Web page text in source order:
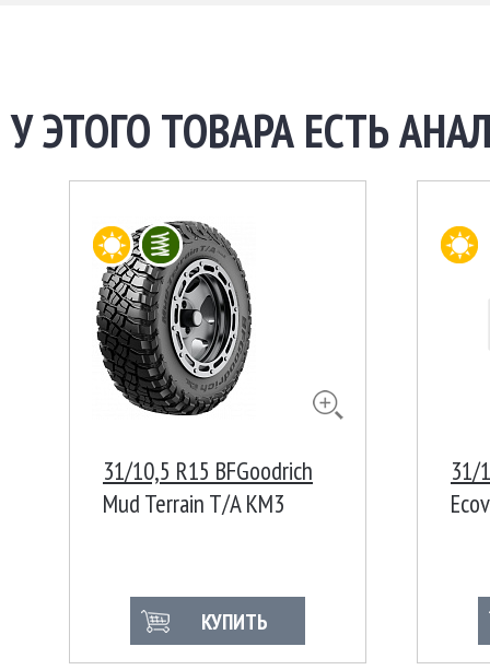
У ЭТОГО ТОВАРА ЕСТЬ
31/10,5 R15 BFGoodrich
Mud Terrain T/A KM3
КУПИТЬ
31/